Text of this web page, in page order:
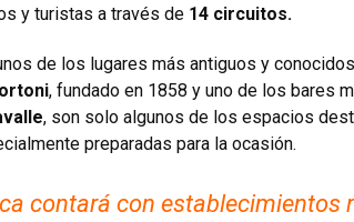
y turistas a través de 14 circuitos.
de los lugares más antiguos y
, fundado en 1858 y uno de los bares
, son solo algunos de los espacios
preparadas para la ocasión.
contará con establecimientos